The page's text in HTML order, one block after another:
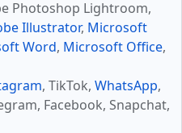
Photoshop Lightroom,
Illustrator, Microsoft
Word, Microsoft Office,
, TikTok, WhatsApp,
Facebook, Snapchat,